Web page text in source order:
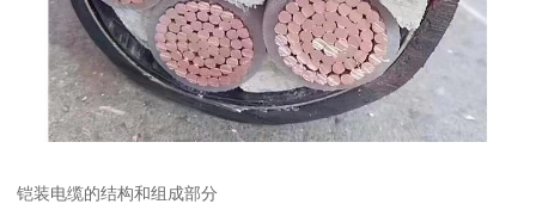
铠装电缆的结构和组成部分